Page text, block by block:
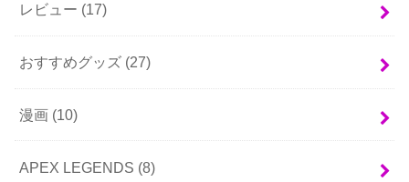
レビュー (17)
おすすめグッズ (27)
漫画 (10)
APEX LEGENDS (8)